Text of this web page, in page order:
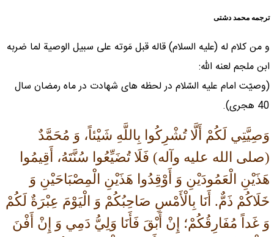
ترجمه محمد دشتی
و من كلام له (علیه السلام) قاله قبل مَوته على سبيل الوصية لما ضربه
ابن ملجم لعنه الله:
(وصيّت امام عليه السّلام در لحظه هاى شهادت در ماه رمضان سال
40 هجرى).
وَصِيَّتِي لَكُمْ أَلَّا تُشْرِكُوا بِاللَّهِ شَيْئاً، وَ مُحَمَّدٌ
(صلی الله علیه وآله) فَلَا تُضَيِّعُوا سُنَّتَهُ، أَقِيمُوا
هَذَيْنِ الْعَمُودَيْنِ وَ أَوْقِدُوا هَذَيْنِ الْمِصْبَاحَيْنِ وَ
خَلَاكُمْ ذَمٌّ. أَنَا بِالْأَمْسِ صَاحِبُكُمْ وَ الْيَوْمَ عِبْرَةٌ لَكُمْ
وَ غَداً مُفَارِقُكُمْ؛ إِنْ أَبْقَ فَأَنَا وَلِيُّ دَمِي وَ إِنْ أَفْنَ